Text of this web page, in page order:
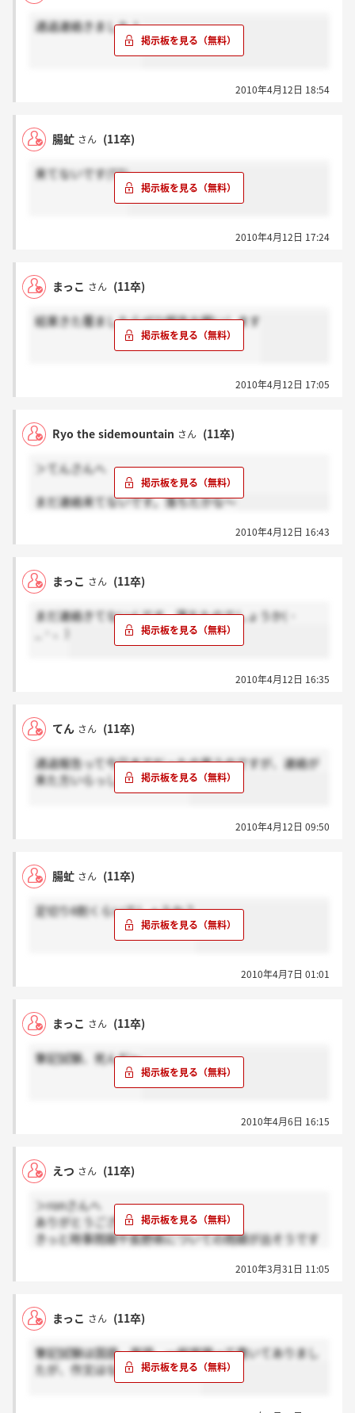
通過連絡きました！
2010年4月12日 18:54
腸虻 さん (11卒)
来てないです(TT)
2010年4月12日 17:24
まっこ さん (11卒)
結果きた覆ましたらぜひ報告お願いします
2010年4月12日 17:05
Ryo the sidemountain さん (11卒)
＞てんさんへ
まだ連絡来てないです。落ちたかな～
2010年4月12日 16:43
まっこ さん (11卒)
まだ連絡きてないんです。落ちたのでしょうか(・
2010年4月12日 16:35
てん さん (11卒)
通過報告って今日までだったの思うのですが、連絡が
来た方いらっしゃいますか？
2010年4月12日 09:50
腸虻 さん (11卒)
足切り8割くらいでしょうか？
2010年4月7日 01:01
まっこ さん (11卒)
筆記試験、死んだ～
2010年4月6日 16:15
えつ さん (11卒)
＞ronさんへ
ありがとうございます。
きっと時事問題や長野県についての問題が出そうです
私も6日に筆記試験なので、勉強しなければ^^;2010年3月31日 11:05
まっこ さん (11卒)
筆記試験は国語、英語、一般常識って書いてありまし
たが、作文はないですが？？？